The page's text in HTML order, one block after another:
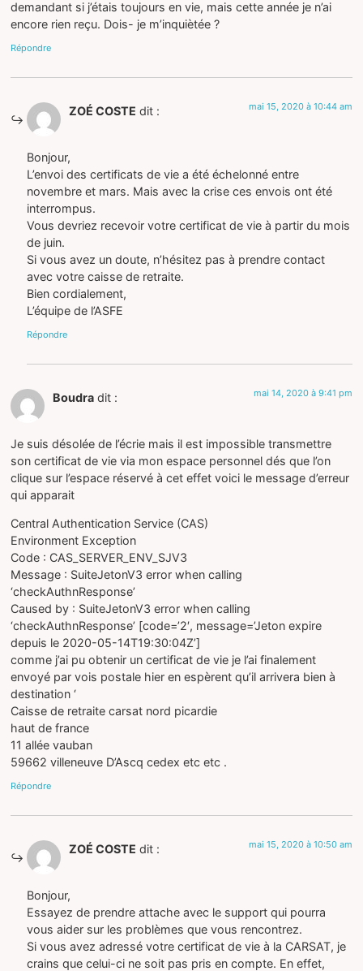
demandant si j’étais toujours en vie, mais cette année je n’ai
encore rien reçu. Dois- je m’inquiètée ?
Répondre
ZOÉ COSTE dit : mai 15, 2020 à 10:44 am
Bonjour,
L’envoi des certificats de vie a été échelonné entre
novembre et mars. Mais avec la crise ces envois ont été
interrompus.
Vous devriez recevoir votre certificat de vie à partir du mois
de juin.
Si vous avez un doute, n’hésitez pas à prendre contact
avec votre caisse de retraite.
Bien cordialement,
L’équipe de l’ASFE
Répondre
Boudra dit : mai 14, 2020 à 9:41 pm
Je suis désolée de l’écrie mais il est impossible transmettre
son certificat de vie via mon espace personnel dés que l’on
clique sur l’espace réservé à cet effet voici le message d’erreur
qui apparait
Central Authentication Service (CAS)
Environment Exception
Code : CAS_SERVER_ENV_SJV3
Message : SuiteJetonV3 error when calling
‘checkAuthnResponse’
Caused by : SuiteJetonV3 error when calling
‘checkAuthnResponse’ [code=’2′, message=’Jeton expire
depuis le 2020-05-14T19:30:04Z’]
comme j’ai pu obtenir un certificat de vie je l’ai finalement
envoyé par vois postale hier en espèrent qu’il arrivera bien à
destination ‘
Caisse de retraite carsat nord picardie
haut de france
11 allée vauban
59662 villeneuve D’Ascq cedex etc etc .
Répondre
ZOÉ COSTE dit : mai 15, 2020 à 10:50 am
Bonjour,
Essayez de prendre attache avec le support qui pourra
vous aider sur les problèmes que vous rencontrez.
Si vous avez adressé votre certificat de vie à la CARSAT, je
crains que celui-ci ne soit pas pris en compte. En effet,